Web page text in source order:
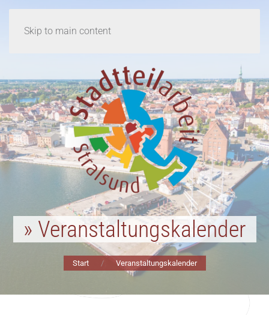
Skip to main content
» Veranstaltungskalender
Start Veranstaltungskalender